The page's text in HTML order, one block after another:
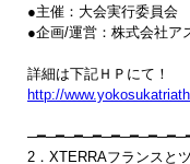
●主催：大会実行委員会
●企画/運営：株式会社ア
http://
2．XTERRAフランスと